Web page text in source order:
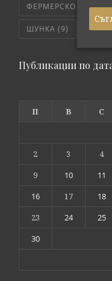
ФЕРМЕРСКО СВЕЖО
ШУНКА (9)
Публикации по
П В С
2
3 4
9
10 11
16
17 18
23
24 25
30